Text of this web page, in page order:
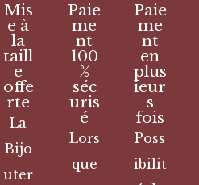
Mis
e à
la
taill
e
offe
rte
La
Bijo
uter
Paie
me
nt
100
%
séc
uris
é
Lors
que
Paie
me
nt
en
plus
ieur
s
fois
Poss
ibilit